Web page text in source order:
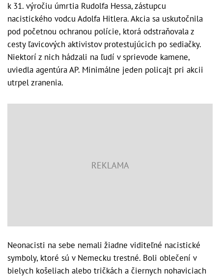
k 31. výročiu úmrtia Rudolfa Hessa, zástupcu
nacistického vodcu Adolfa Hitlera. Akcia sa uskutočnila
pod početnou ochranou polície, ktorá odstraňovala z
cesty ľavicových aktivistov protestujúcich po sediačky.
Niektorí z nich hádzali na ľudí v sprievode kamene,
uviedla agentúra AP. Minimálne jeden policajt pri akcii
utrpel zranenia.
Neonacisti na sebe nemali žiadne viditeľné nacistické
symboly, ktoré sú v Nemecku trestné. Boli oblečení v
bielych košeliach alebo tričkách a čiernych nohaviciach